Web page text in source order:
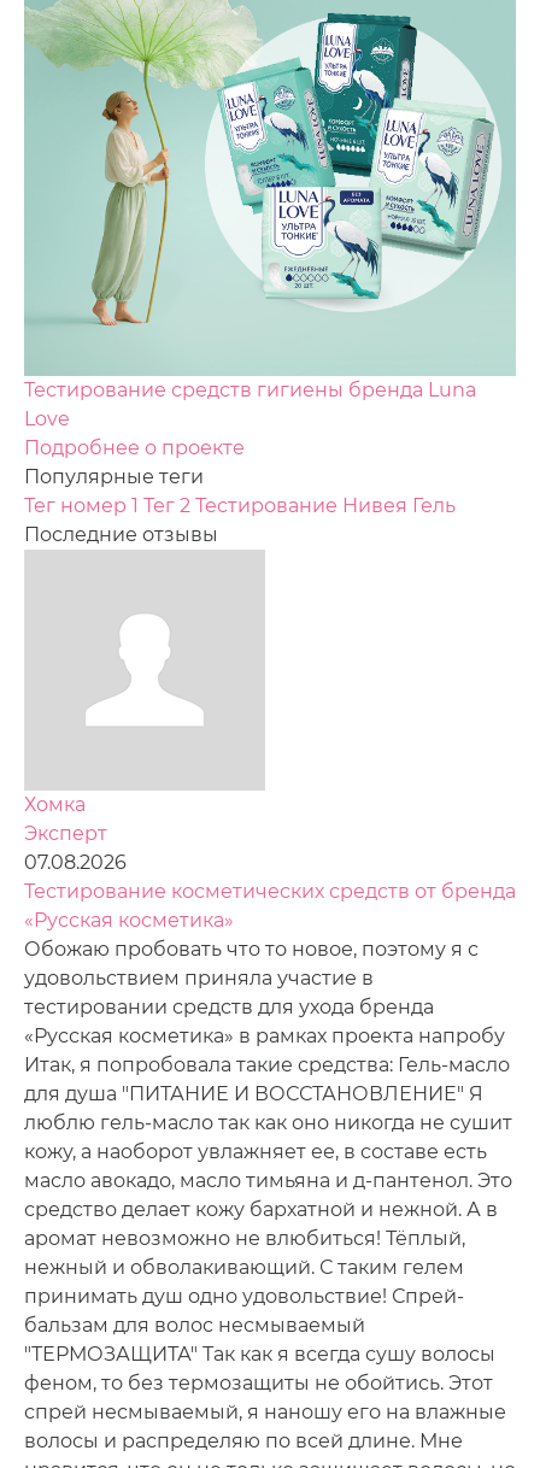
Тестирование средств гигиены бренда Luna
Love
Подробнее о проекте
Популярные теги
Тег номер 1 Тег 2 Тестирование Нивея Гель
Последние отзывы
Хомка
Эксперт
07.08.2026
Тестирование косметических средств от бренда
«Русская косметика»
Обожаю пробовать что то новое, поэтому я с
удовольствием приняла участие в
тестировании средств для ухода бренда
«Русская косметика» в рамках проекта напробу
Итак, я попробовала такие средства: Гель-масло
для душа "ПИТАНИЕ И ВОССТАНОВЛЕНИЕ" Я
люблю гель-масло так как оно никогда не сушит
кожу, а наоборот увлажняет ее, в составе есть
масло авокадо, масло тимьяна и д-пантенол. Это
средство делает кожу бархатной и нежной. А в
аромат невозможно не влюбиться! Тёплый,
нежный и обволакивающий. С таким гелем
принимать душ одно удовольствие! Спрей-
бальзам для волос несмываемый
"ТЕРМОЗАЩИТА" Так как я всегда сушу волосы
феном, то без термозащиты не обойтись. Этот
спрей несмываемый, я наношу его на влажные
волосы и распределяю по всей длине. Мне